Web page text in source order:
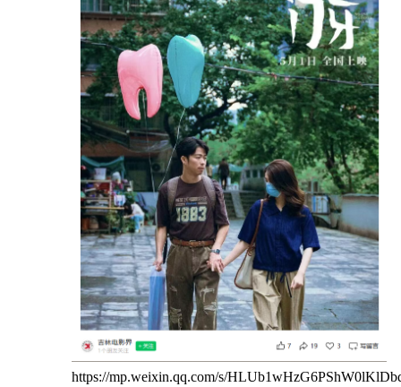
https://mp.weixin.qq.com/s/